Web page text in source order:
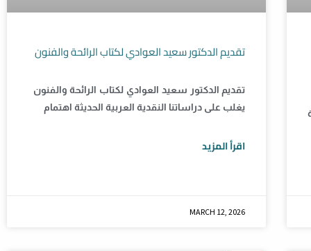
تقديم الدكتور سعيد العوادي لكتاب الرائحة والفنون
تقديم الدكتور سعيد العوادي لكتاب الرائحة والفنون
يغلب على دراساتنا النقدية العربية الحديثة اهتمام
اقرأ المزيد
MARCH 12, 2026